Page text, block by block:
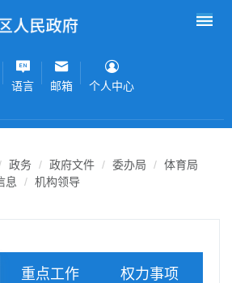
语言 邮箱 个人中心
政务 政府文件 委办局
体育局
息 机构领导
重点工作 权力事项